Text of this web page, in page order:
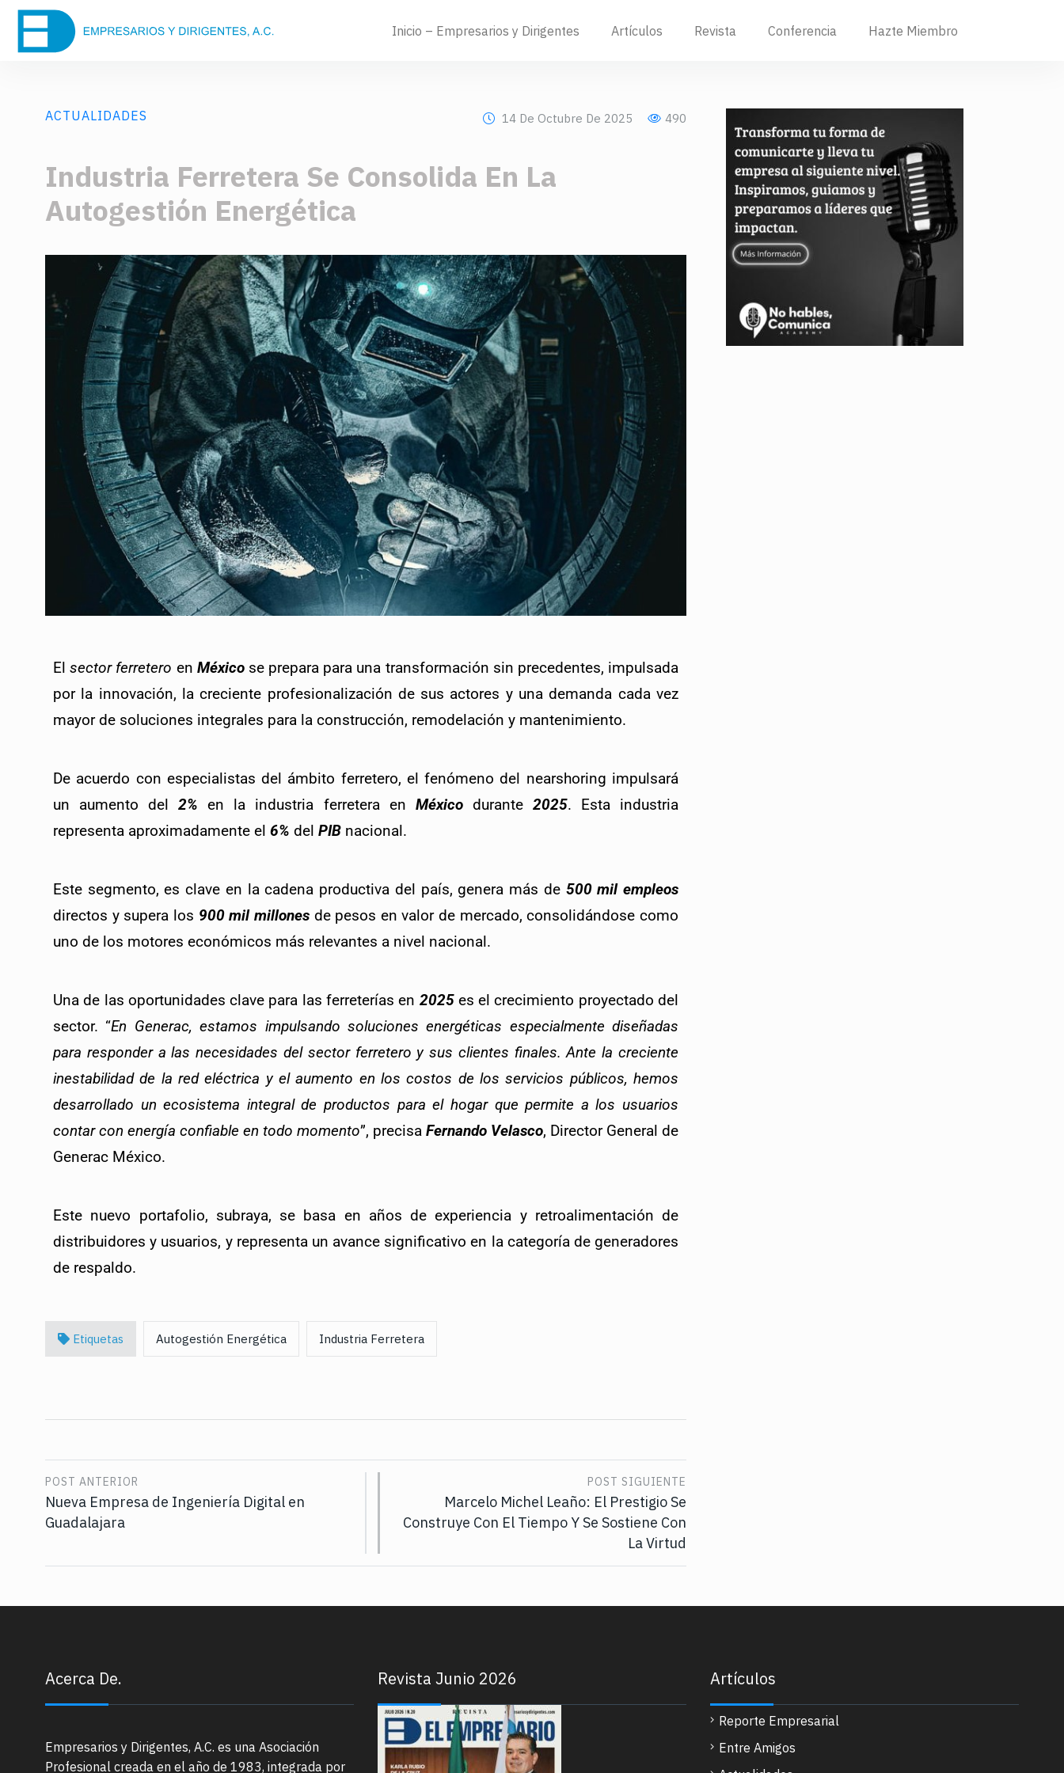
Inicio – Empresarios y Dirigentes Artículos Revista Conferencia Hazte Miembro
ACTUALIDADES 14 De Octubre De 2025 490
Industria Ferretera Se Consolida En La
Autogestión Energética
El sector ferretero en México se prepara para una transformación sin precedentes, impulsada
por la innovación, la creciente profesionalización de sus actores y una demanda cada vez
mayor de soluciones integrales para la construcción, remodelación y mantenimiento.
De acuerdo con especialistas del ámbito ferretero, el fenómeno del nearshoring impulsará
un aumento del 2% en la industria ferretera en México durante 2025. Esta industria
representa aproximadamente el 6% del PIB nacional.
Este segmento, es clave en la cadena productiva del país, genera más de 500 mil empleos
directos y supera los 900 mil millones de pesos en valor de mercado, consolidándose como
uno de los motores económicos más relevantes a nivel nacional.
Una de las oportunidades clave para las ferreterías en 2025 es el crecimiento proyectado del
sector. “En Generac, estamos impulsando soluciones energéticas especialmente diseñadas
para responder a las necesidades del sector ferretero y sus clientes finales. Ante la creciente
inestabilidad de la red eléctrica y el aumento en los costos de los servicios públicos, hemos
desarrollado un ecosistema integral de productos para el hogar que permite a los usuarios
contar con energía confiable en todo momento”, precisa Fernando Velasco, Director General de
Generac México.
Este nuevo portafolio, subraya, se basa en años de experiencia y retroalimentación de
distribuidores y usuarios, y representa un avance significativo en la categoría de generadores
de respaldo.
Etiquetas Autogestión Energética Industria Ferretera
POST ANTERIOR
Nueva Empresa de Ingeniería Digital en
Guadalajara
POST SIGUIENTE
Marcelo Michel Leaño: El Prestigio Se
Construye Con El Tiempo Y Se Sostiene Con
La Virtud
Acerca De.
Empresarios y Dirigentes, A.C. es una Asociación
Profesional creada en el año de 1983, integrada por
Revista Junio 2026 Artículos
Reporte Empresarial
Entre Amigos